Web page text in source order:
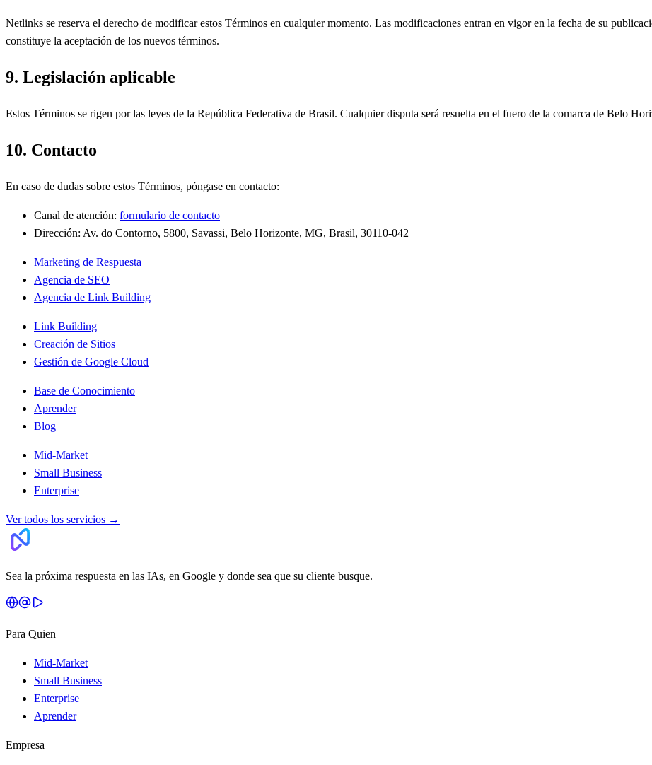
Netlinks se reserva el derecho de modificar estos Términos en cualquier momento. Las modificaciones entran en vigor en la fecha de su
constituye la aceptación de los nuevos términos.
9. Legislación aplicable
Estos Términos se rigen por las leyes de la República Federativa de Brasil. Cualquier disputa será resuelta en el fuero de la comarca de Belo
10. Contacto
En caso de dudas sobre estos Términos, póngase en contacto:
Canal de atención: formulario de contacto
Dirección: Av. do Contorno, 5800, Savassi, Belo Horizonte, MG, Brasil, 30110-042
Marketing de Respuesta
Agencia de SEO
Agencia de Link Building
Link Building
Creación de Sitios
Gestión de Google Cloud
Base de Conocimiento
Aprender
Blog
Mid-Market
Small Business
Enterprise
Ver todos los servicios →
Sea la próxima respuesta en las IAs, en Google y donde sea que su cliente busque.
Para Quien
Mid-Market
Small Business
Enterprise
Aprender
Empresa